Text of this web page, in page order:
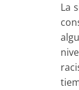
La